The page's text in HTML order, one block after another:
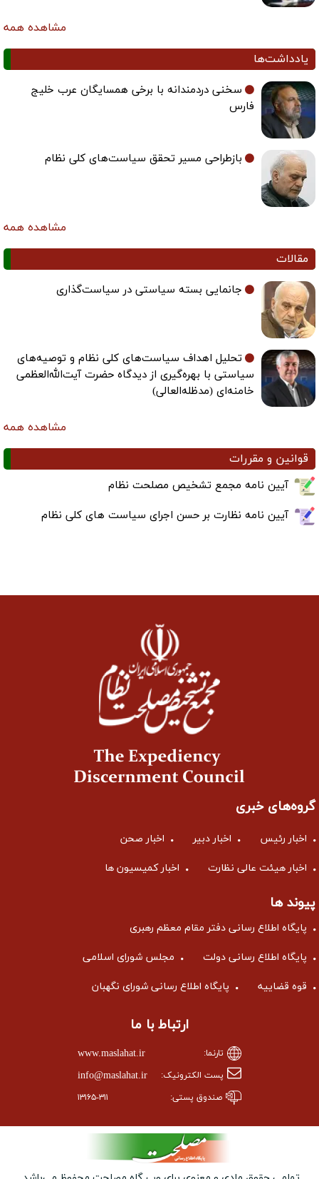
مشاهده همه
یادداشت‌ها
سخنی دردمندانه با برخی همسایگان عرب خلیج
فارس
بازطراحی مسیر تحقق سیاست‌های کلی نظام
مشاهده همه
مقالات
جانمایی بسته سیاستی در سیاست‌گذاری
تحلیل اهداف سیاست‌های کلی نظام و توصیه‌های
سیاستی با بهره‌گیری از دیدگاه حضرت آیت‌الله‌العظمی
خامنه‌ای (مدظله‌العالی)
مشاهده همه
قوانین و مقررات
آیین نامه مجمع تشخیص مصلحت نظام
آیین نامه نظارت بر حسن اجرای سیاست های کلی نظام
گروه‌های خبری
اخبار رئیس اخبار دبیر اخبار صحن
اخبار هیئت عالی نظارت اخبار کمیسیون ها
پیوند ها
پایگاه اطلاع رسانی دفتر مقام معظم رهبری
پایگاه اطلاع رسانی دولت مجلس شورای اسلامی
قوه قضاییه پایگاه اطلاع رسانی شورای نگهبان
ارتباط با ما
تارنما: www.maslahat.ir
پست الکترونیک: info@maslahat.ir
صندوق پستی: ۱۳۱۶۵-۳۱۱